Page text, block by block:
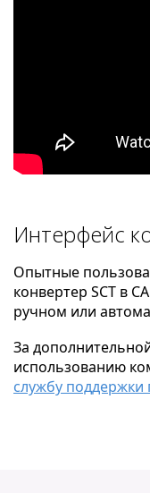
Интерфейс
Опытные
конвертер SCT в
ручном или
За
использованию
службу поддержки